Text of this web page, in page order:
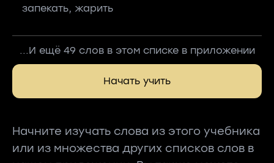
запекать, жарить
...И ещё 49 слов в этом списке в приложении
Начать учить
Начните изучать слова из этого учебника
или из множества других списков слов в